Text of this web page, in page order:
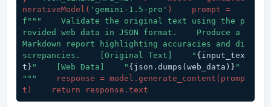
nerativeModel( 'gemini-1.5-pro'
f"""    Validate the original text using the p
rovided web data in JSON format.    Produce a
Markdown report highlighting accuracies and di
screpancies.    [Original Text]    " {input_tex
t} "    [Web Data]    " {json.dumps(web_data)} "
"""
    response = model.generate_content(
promp
t )    return response.text